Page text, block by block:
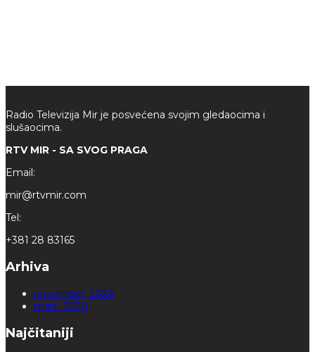
Radio Televizija Mir je posvećena svojim gledaocima i
slušaocima.
RTV MIR - SA SVOG PRAGA
Email:
mir@rtvmir.com
Tel:
+381 28 83165
Arhiva
novembar, 2024
mart, 2020
Najčitaniji